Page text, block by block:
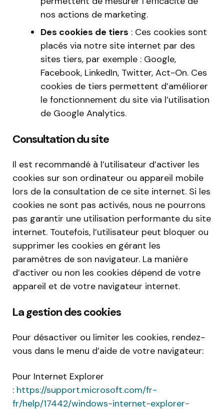
nos actions de marketing.
Des cookies de tiers : Ces cookies sont
placés via notre site internet par des
sites tiers, par exemple : Google,
Facebook, LinkedIn, Twitter, Act-On. Ces
cookies de tiers permettent d’améliorer
le fonctionnement du site via l’utilisation
de Google Analytics.
Consultation du site
Il est recommandé à l’utilisateur d’activer les
cookies sur son ordinateur ou appareil mobile
lors de la consultation de ce site internet. Si les
cookies ne sont pas activés, nous ne pourrons
pas garantir une utilisation performante du site
internet. Toutefois, l’utilisateur peut bloquer ou
supprimer les cookies en gérant les
paramètres de son navigateur. La manière
d’activer ou non les cookies dépend de votre
appareil et de votre navigateur internet.
La gestion des cookies
Pour désactiver ou limiter les cookies, rendez-
vous dans le menu d’aide de votre navigateur:
Pour Internet Explorer
: https://support.microsoft.com/fr-
fr/help/17442/windows-internet-explorer-